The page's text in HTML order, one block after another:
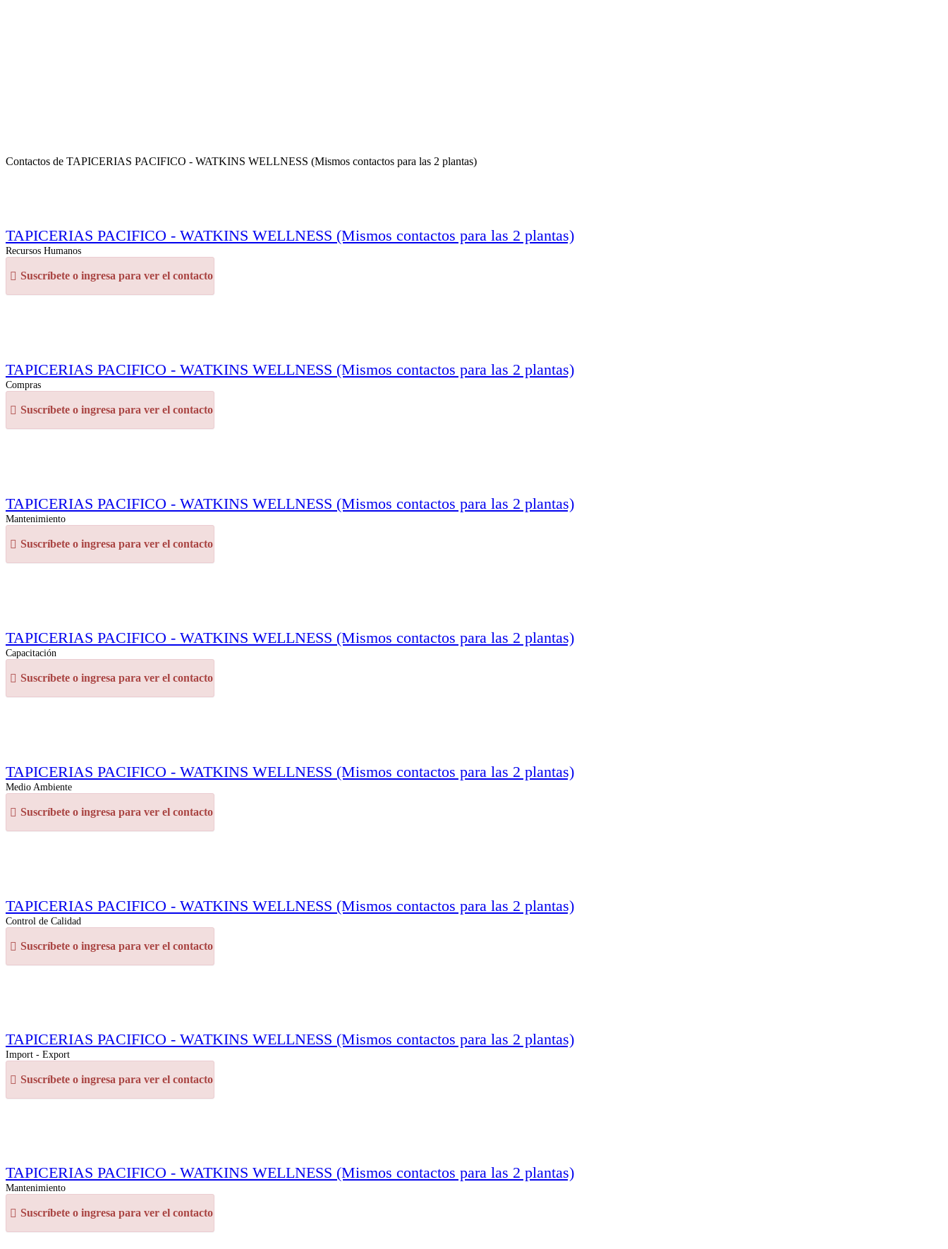
Contactos de TAPICERIAS PACIFICO - WATKINS WELLNESS (Mismos contactos para las 2 plantas)
TAPICERIAS PACIFICO - WATKINS WELLNESS (Mismos contactos para las 2 plantas)
Recursos Humanos
Suscríbete o ingresa para ver el contacto
TAPICERIAS PACIFICO - WATKINS WELLNESS (Mismos contactos para las 2 plantas)
Compras
Suscríbete o ingresa para ver el contacto
TAPICERIAS PACIFICO - WATKINS WELLNESS (Mismos contactos para las 2 plantas)
Mantenimiento
Suscríbete o ingresa para ver el contacto
TAPICERIAS PACIFICO - WATKINS WELLNESS (Mismos contactos para las 2 plantas)
Capacitación
Suscríbete o ingresa para ver el contacto
TAPICERIAS PACIFICO - WATKINS WELLNESS (Mismos contactos para las 2 plantas)
Medio Ambiente
Suscríbete o ingresa para ver el contacto
TAPICERIAS PACIFICO - WATKINS WELLNESS (Mismos contactos para las 2 plantas)
Control de Calidad
Suscríbete o ingresa para ver el contacto
TAPICERIAS PACIFICO - WATKINS WELLNESS (Mismos contactos para las 2 plantas)
Import - Export
Suscríbete o ingresa para ver el contacto
TAPICERIAS PACIFICO - WATKINS WELLNESS (Mismos contactos para las 2 plantas)
Mantenimiento
Suscríbete o ingresa para ver el contacto